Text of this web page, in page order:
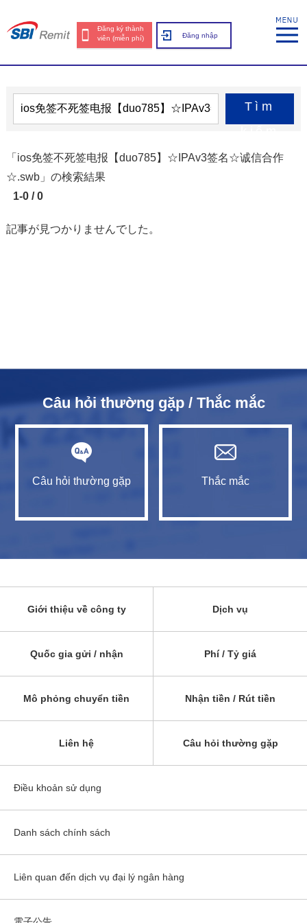
Đăng ký thành
viên (miễn phí)
Đăng nhập
Tìm
「ios免签不死签电报【duo785】☆IPAv3签名☆诚信合作
☆.swb」の検索結果
1-0 / 0
記事が見つかりませんでした。
Câu hỏi thường gặp / Thắc mắc
Câu hỏi thường gặp Thắc mắc
Giới thiệu về công ty Dịch vụ
Quốc gia gửi / nhận Phí / Tỷ giá
Mô phỏng chuyển tiền Nhận tiền / Rút tiền
Liên hệ Câu hỏi thường gặp
Điều khoản sử dụng
Danh sách chính sách
Liên quan đến dịch vụ đại lý ngân hàng